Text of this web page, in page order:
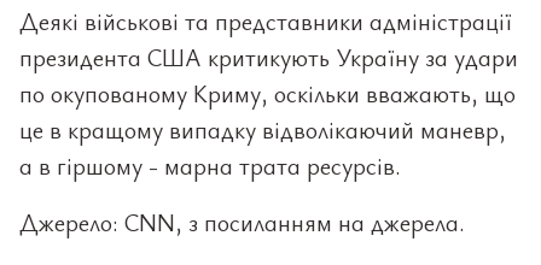
Деякі військові та представники адміністрації
президента США критикують Україну за удари
по окупованому Криму, оскільки вважають, що
це в кращому випадку відволікаючий маневр,
а в гіршому - марна трата ресурсів.
Джерело: CNN, з посиланням на джерела.